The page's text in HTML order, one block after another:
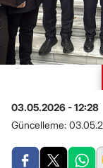
03.05.2026 - 12:28
Güncelleme: